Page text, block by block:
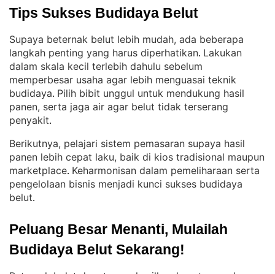
Tips Sukses Budidaya Belut
Supaya beternak belut lebih mudah, ada beberapa
langkah penting yang harus diperhatikan. Lakukan
dalam skala kecil terlebih dahulu sebelum
memperbesar usaha agar lebih menguasai teknik
budidaya. Pilih bibit unggul untuk mendukung hasil
panen, serta jaga air agar belut tidak terserang
penyakit.
Berikutnya, pelajari sistem pemasaran supaya hasil
panen lebih cepat laku, baik di kios tradisional maupun
marketplace. Keharmonisan dalam pemeliharaan serta
pengelolaan bisnis menjadi kunci sukses budidaya
belut.
Peluang Besar Menanti, Mulailah
Budidaya Belut Sekarang!